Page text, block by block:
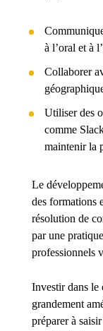
à l’oral et à
Collaborer
Utiliser des
comme
maintenir la
Le
des formations
résolution de
par une
professionnels
Investir dans le
grandement
préparer à